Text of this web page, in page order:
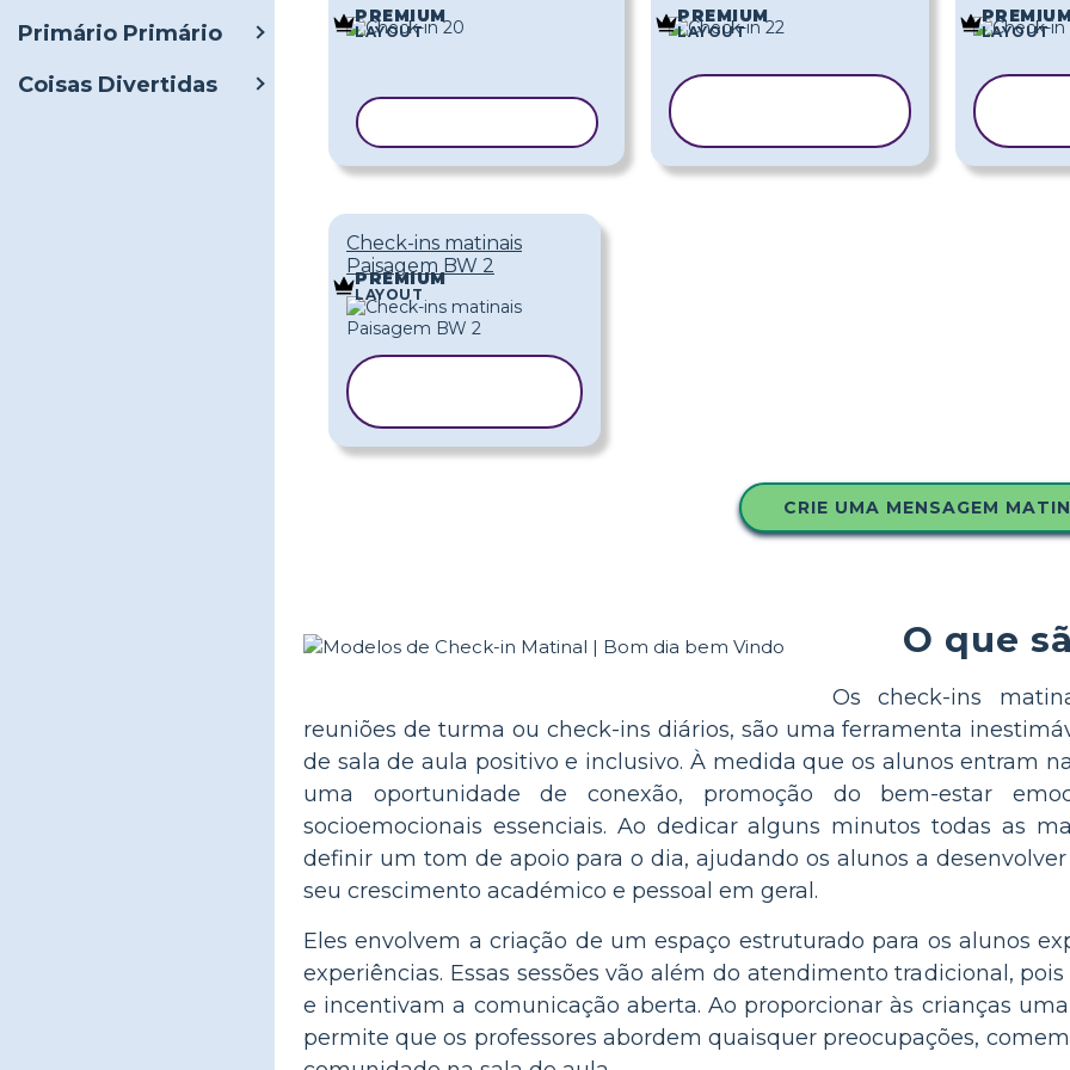
Primário Primário
Coisas Divertidas
PREMIUM
LAYOUT
PREMIUM
LAYOUT
PREMIUM
LAYOUT
Check-ins matinais
Paisagem BW 2
PREMIUM
LAYOUT
CRIE UMA MENSAGEM
O que
Os check-ins
reuniões de turma ou check-ins diários, são uma ferramenta
de sala de aula positivo e inclusivo. À medida que os alunos entram
uma oportunidade de conexão, promoção do bem-estar
socioemocionais essenciais. Ao dedicar alguns minutos todas as
definir um tom de apoio para o dia, ajudando os alunos a
seu crescimento académico e pessoal em geral.
Eles envolvem a criação de um espaço estruturado para os alunos
experiências. Essas sessões vão além do atendimento tradicional,
e incentivam a comunicação aberta. Ao proporcionar às crianças
permite que os professores abordem quaisquer preocupações,